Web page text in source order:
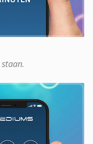
staan.